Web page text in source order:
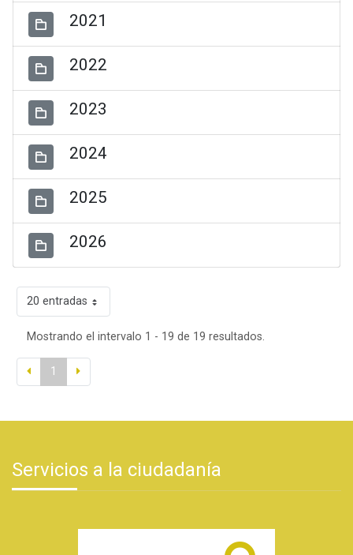
2021
2022
2023
2024
2025
2026
20 entradas
Mostrando el intervalo 1 - 19 de 19 resultados.
1
Servicios a la ciudadanía